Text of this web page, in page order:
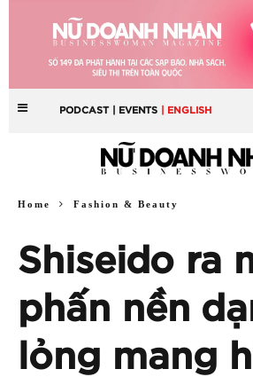
PODCAST | EVENTS | ENGLISH
Home Fashion & Beauty
Shiseido ra
phấn nền
lỏng mang